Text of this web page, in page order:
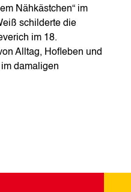
Nähkästchen“ im
schilderte die
im 18.
Alltag, Hofleben und
damaligen